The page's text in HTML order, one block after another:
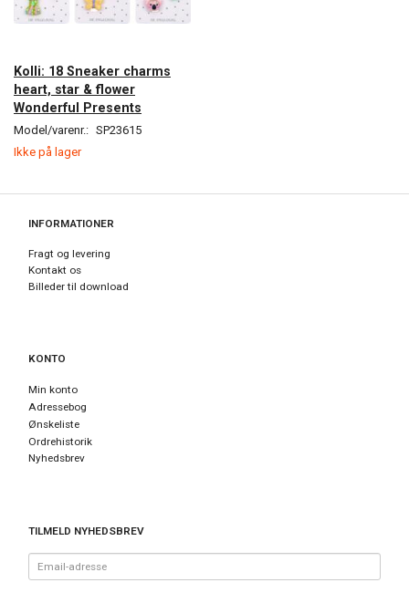
Kolli: 18 Sneaker charms
heart, star & flower
Wonderful Presents
Model/varenr.: SP23615
Ikke på lager
INFORMATIONER
Fragt og levering
Kontakt os
Billeder til download
KONTO
Min konto
Adressebog
Ønskeliste
Ordrehistorik
Nyhedsbrev
TILMELD NYHEDSBREV
adresse